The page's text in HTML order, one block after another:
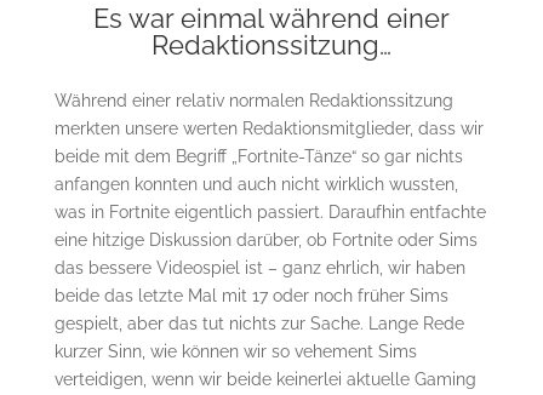
Es war einmal während einer
Redaktionssitzung…
Während einer relativ normalen Redaktionssitzung
merkten unsere werten Redaktionsmitglieder, dass wir
beide mit dem Begriff „Fortnite-Tänze“ so gar nichts
anfangen konnten und auch nicht wirklich wussten,
was in Fortnite eigentlich passiert. Daraufhin entfachte
eine hitzige Diskussion darüber, ob Fortnite oder Sims
das bessere Videospiel ist – ganz ehrlich, wir haben
beide das letzte Mal mit 17 oder noch früher Sims
gespielt, aber das tut nichts zur Sache. Lange Rede
kurzer Sinn, wie können wir so vehement Sims
verteidigen, wenn wir beide keinerlei aktuelle Gaming